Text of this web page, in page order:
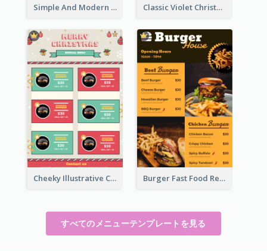
Simple And Modern Christmas Menu Design Template Classic Violet Christmas Decor Menu Design Idea
Cheeky Illustrative Christmas Celebration Menu Design Burger Fast Food Restaurant Menu Design
すべてのメニューテンプレートを見る